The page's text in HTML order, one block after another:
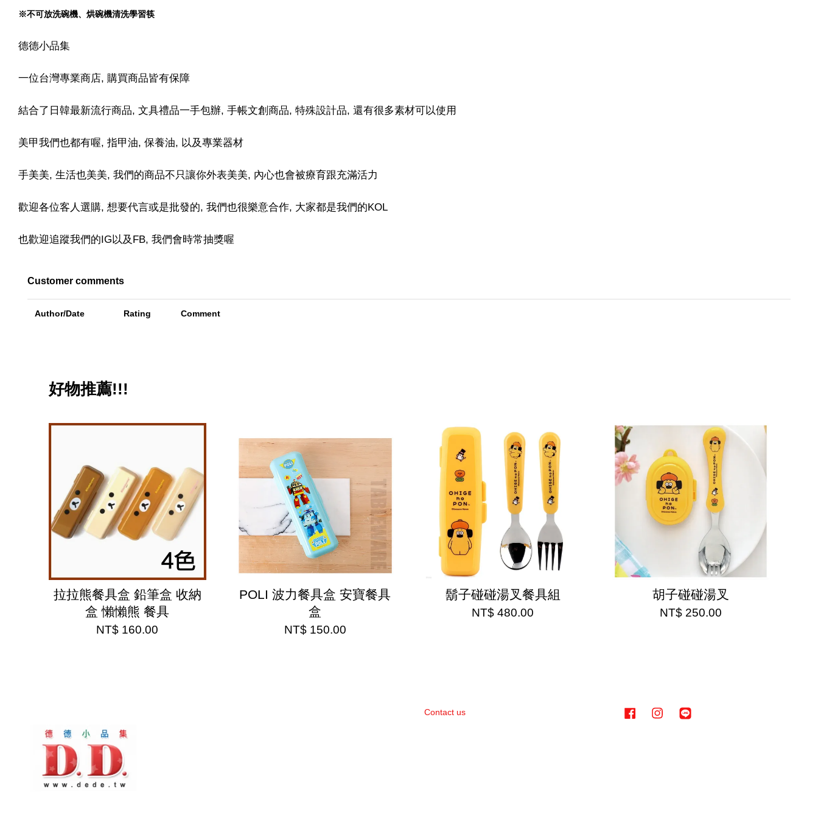
※不可放洗碗機、烘碗機清洗學習筷
德德小品集
一位台灣專業商店, 購買商品皆有保障
結合了日韓最新流行商品, 文具禮品一手包辦, 手帳文創商品, 特殊設計品, 還有很多素材可以使用
美甲我們也都有喔, 指甲油, 保養油, 以及專業器材
手美美, 生活也美美, 我們的商品不只讓你外表美美, 內心也會被療育跟充滿活力
歡迎各位客人選購, 想要代言或是批發的, 我們也很樂意合作, 大家都是我們的KOL
也歡迎追蹤我們的IG以及FB, 我們會時常抽獎喔
Customer comments
Author/Date Rating Comment
好物推薦!!!
拉拉熊餐具盒 鉛筆盒 收納
盒 懶懶熊 餐具
NT$ 160.00
POLI 波力餐具盒 安寶餐具
盒
NT$ 150.00
鬍子碰碰湯叉餐具組
NT$ 480.00
胡子碰碰湯叉
NT$ 250.00
Contact us FacebookInstagram